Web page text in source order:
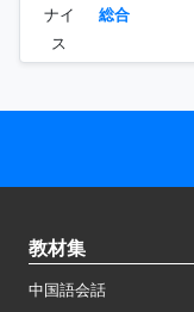
ナイ
ス
総合
教材集
中国語会話